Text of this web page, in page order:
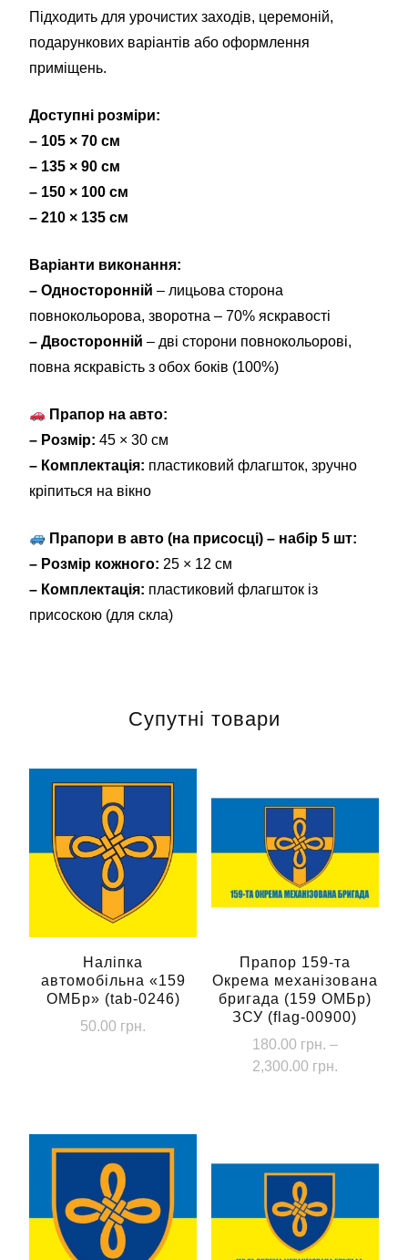
Підходить для урочистих заходів, церемоній,
подарункових варіантів або оформлення
приміщень.
Доступні розміри:
– 105 × 70 см
– 135 × 90 см
– 150 × 100 см
– 210 × 135 см
Варіанти виконання:
– Односторонній – лицьова сторона
повнокольорова, зворотна – 70% яскравості
– Двосторонній – дві сторони повнокольорові,
повна яскравість з обох боків (100%)
Прапор на авто:
– Розмір: 45 × 30 см
– Комплектація: пластиковий флагшток, зручно
кріпиться на вікно
Прапори в авто (на присосці) – набір 5 шт:
– Розмір кожного: 25 × 12 см
– Комплектація: пластиковий флагшток із
присоскою (для скла)
Супутні товари
Наліпка
автомобільна «159
ОМБр» (tab-0246)
50.00 грн.
Прапор 159-та
Окрема механізована
бригада (159 ОМБр)
ЗСУ (flag-00900)
180.00 грн. –
2,300.00 грн.
кілька
варіантів.
Параметри
можна